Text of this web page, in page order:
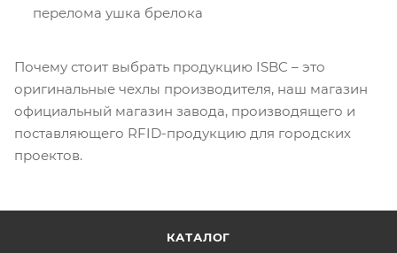
перелома ушка брелока
Почему стоит выбрать продукцию ISBC – это
оригинальные чехлы производителя, наш магазин
официальный магазин завода, производящего и
поставляющего RFID-продукцию для городских
проектов.
КАТАЛОГ